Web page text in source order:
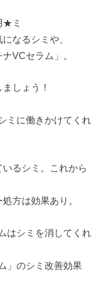
★ミ
なるシミや、
VCセラム」。
しょう！
ミに働きかけてくれ
るシミ。これから
方は効果あり。
はシミを消してくれ
」のシミ改善効果